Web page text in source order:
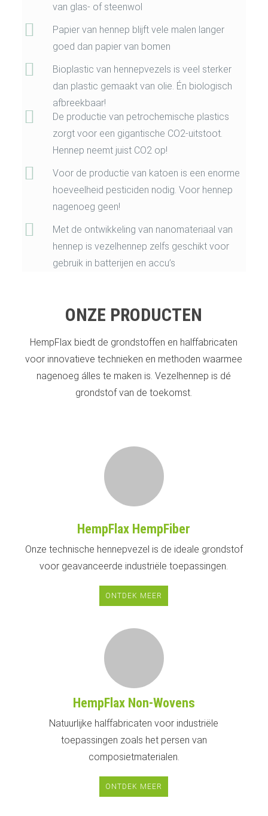
van glas- of steenwol
Papier van hennep blijft vele malen langer
goed dan papier van bomen
Bioplastic van hennepvezels is veel sterker
dan plastic gemaakt van olie. Én biologisch
afbreekbaar!
De productie van petrochemische plastics
zorgt voor een gigantische CO2-uitstoot.
Hennep neemt juist CO2 op!
Voor de productie van katoen is een enorme
hoeveelheid pesticiden nodig. Voor hennep
nagenoeg geen!
Met de ontwikkeling van nanomateriaal van
hennep is vezelhennep zelfs geschikt voor
gebruik in batterijen en accu’s
ONZE PRODUCTEN
HempFlax biedt de grondstoffen en halffabricaten
voor innovatieve technieken en methoden waarmee
nagenoeg álles te maken is. Vezelhennep is dé
grondstof van de toekomst.
HempFlax HempFiber
Onze technische hennepvezel is de ideale grondstof
voor geavanceerde industriële toepassingen.
ONTDEK MEER
HempFlax Non-Wovens
Natuurlijke halffabricaten voor industriële
toepassingen zoals het persen van
composietmaterialen.
ONTDEK MEER